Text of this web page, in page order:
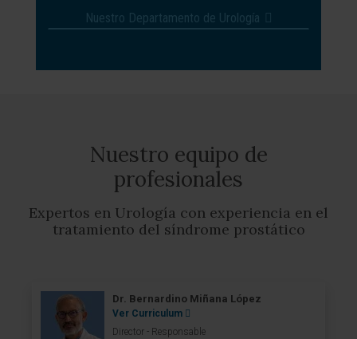
Nuestro Departamento de Urología
Nuestro equipo de
profesionales
Expertos en Urología con experiencia en el
tratamiento del síndrome prostático
Dr. Bernardino Miñana López
Ver Curriculum
Director - Responsable